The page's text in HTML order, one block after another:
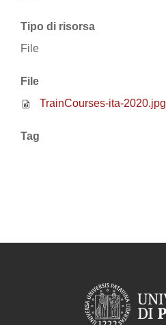
Tipo di risorsa
File
File
TrainCourses-ita-2020.jpg
Tag